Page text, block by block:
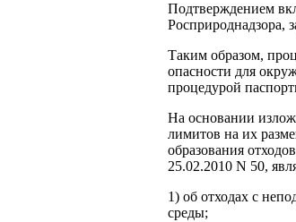
Подтверждением
Росприроднадзора,
Таким образом,
опасности для
процедурой
На основании
лимитов на их
образования
25.02.2010 N 50,
1) об отходах с
среды;